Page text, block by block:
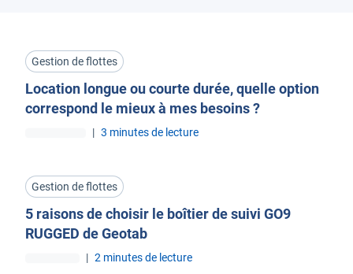
Gestion de flottes
Location longue ou courte durée, quelle option
correspond le mieux à mes besoins ?
| 3 minutes de lecture
Gestion de flottes
5 raisons de choisir le boîtier de suivi GO9
RUGGED de Geotab
| 2 minutes de lecture